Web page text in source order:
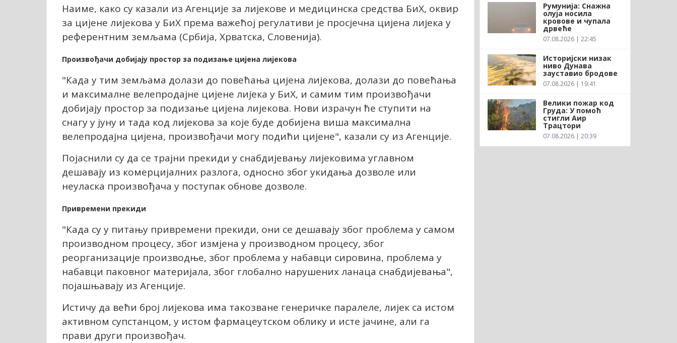
Наиме, како су казали из Агенције за лијекове и медицинска средства БиХ, оквир
за цијене лијекова у БиХ према важећој регулативи је просјечна цијена лијека у
референтним земљама (Србија, Хрватска, Словенија).
Произвођачи добијају простор за подизање цијена лијекова
"Када у тим земљама долази до повећања цијена лијекова, долази до повећања
и максималне велепродајне цијене лијека у БиХ, и самим тим произвођачи
добијају простор за подизање цијена лијекова. Нови израчун ће ступити на
снагу у јуну и тада код лијекова за које буде добијена виша максимална
велепродајна цијена, произвођачи могу подићи цијене", казали су из Агенције.
Појаснили су да се трајни прекиди у снабдијевању лијековима углавном
дешавају из комерцијалних разлога, односно због укидања дозволе или
неуласка произвођача у поступак обнове дозволе.
Привремени прекиди
"Када су у питању привремени прекиди, они се дешавају због проблема у самом
производном процесу, због измјена у производном процесу, због
реорганизације производње, због проблема у набавци сировина, проблема у
набавци паковног материјала, због глобално нарушених ланаца снабдијевања",
појашњавају из Агенције.
Истичу да већи број лијекова има такозване генеричке паралеле, лијек са истом
активном супстанцом, у истом фармацеутском облику и исте јачине, али га
прави други произвођач.
Румунија: Снажна
олуја носила
кровове и чупала
дрвеће
07.08.2026 | 22:45
Историјски низак
ниво Дунава
зауставио бродове
07.08.2026 | 19:41
Велики пожар код
Груда: У помоћ
стигли Аир
Трацтори
07.08.2026 | 20:39